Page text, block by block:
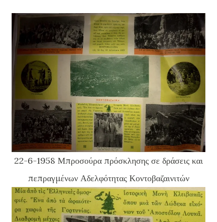
22-6-1958 Μπροσούρα πρόσκλησης σε δράσεις και
πεπραγμένων Αδελφότητας Κοντοβαζαινιτών